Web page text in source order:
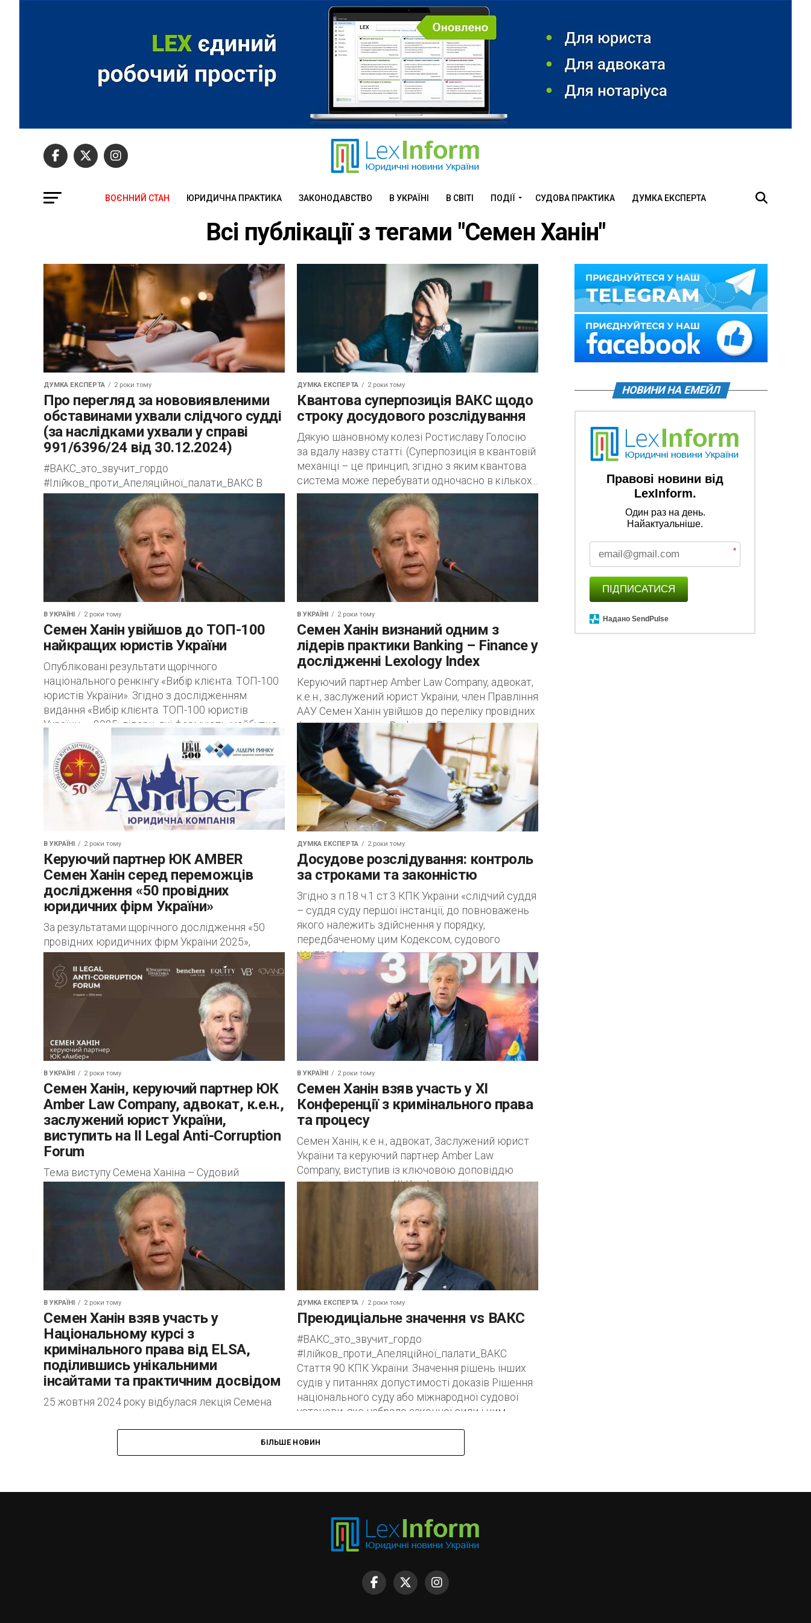
ВОЄННИЙ СТАН ЮРИДИЧНА ПРАКТИКА ЗАКОНОДАВСТВО В УКРАЇНІ В СВІТІ ПОДІЇ СУДОВА ПРАКТИКА ДУМКА ЕКСПЕРТА
Всі публікації з тегами "Семен Ханін"
ДУМКА ЕКСПЕРТА 2 роки тому
Про перегляд за нововиявленими
обставинами ухвали слідчого судді
(за наслідками ухвали у справі
991/6396/24 від 30.12.2024)
#ВАКС_это_звучит_гордо
#Ілійков_проти_Апеляційної_палати_ВАКС В
першу чергу постає зрозуміле питання, чи
взагалі можливо переглядати на досудовому
розслідуванні ухвали слідчих суддів за
нововиявленими обставинами? На моє
переконання, так. До...
ДУМКА ЕКСПЕРТА 2 роки тому
Квантова суперпозиція ВАКС щодо
строку досудового розслідування
Дякую шановному колезі Ростиславу Голосію
за вдалу назву статті. (Суперпозиція в квантовій
механіці – це принцип, згідно з яким квантова
система може перебувати одночасно в кількох...
В УКРАЇНІ 2 роки тому
Семен Ханін увійшов до ТОП-100
найкращих юристів України
Опубліковані результати щорічного
національного ренкінгу «Вибір клієнта. ТОП-100
юристів України». Згідно з дослідженням
видання «Вибір клієнта. ТОП-100 юристів
України — 2025: лідери, які формують майбутнє»,
керуючий...
В УКРАЇНІ 2 роки тому
Семен Ханін визнаний одним з
лідерів практики Banking – Finance у
дослідженні Lexology Index
Керуючий партнер Amber Law Company, адвокат,
к.е.н., заслужений юрист України, член Правління
ААУ Семен Ханін увійшов до переліку провідних
фахівців практики Banking – Finance у
дослідженні Lexology Index (раніше Who’s Who
Legal)....
В УКРАЇНІ 2 роки тому
Керуючий партнер ЮК AMBER
Семен Ханін серед переможців
дослідження «50 провідних
юридичних фірм України»
За результатами щорічного дослідження «50
провідних юридичних фірм України 2025»,
керуючий партнер ЮК AMBER, адвокат, к.е.н.,
заслужений юрист України Семен Ханін
отримав...
ДУМКА ЕКСПЕРТА 2 роки тому
Досудове розслідування: контроль
за строками та законністю
Згідно з п.18 ч.1 ст.3 КПК України «слідчий суддя
– суддя суду першої інстанції, до повноважень
якого належить здійснення у порядку,
передбаченому цим Кодексом, судового
контролю...
В УКРАЇНІ 2 роки тому
Семен Ханін, керуючий партнер ЮК
Amber Law Company, адвокат, к.е.н.,
заслужений юрист України,
виступить на ІІ Legal Anti-Corruption
Forum
Тема виступу Семена Ханіна – Судовий
контроль за досудовим розслідуванням:
процесуальні нюанси антикорупційних
кримінальних проваджень. Основні теми сесії
«Антикорупційне судочинство»: Сучасні правові
позиції Верховного Суду: вплив...
В УКРАЇНІ 2 роки тому
Семен Ханін взяв участь у XI
Конференції з кримінального права
та процесу
Семен Ханін, к.е.н., адвокат, Заслужений юрист
України та керуючий партнер Amber Law
Company, виступив із ключовою доповіддю
другої сесії під час XI Конференції з
кримінального права...
В УКРАЇНІ 2 роки тому
Семен Ханін взяв участь у
Національному курсі з
кримінального права від ELSA,
поділившись унікальними
інсайтами та практичним досвідом
25 жовтня 2024 року відбулася лекція Семена
компанії «АМБЕР», кандидата економічних наук
ДУМКА ЕКСПЕРТА 2 роки тому
Преюдиціальне значення vs ВАКС
#ВАКС_это_звучит_гордо
#Ілійков_проти_Апеляційної_палати_ВАКС
Стаття 90 КПК України. Значення рішень інших
судів у питаннях допустимості доказів Рішення
національного суду або міжнародної судової
установи, яке набрало законної сили і ним...
БІЛЬШЕ НОВИН
НОВИНИ НА ЕМЕЙЛ
Правові новини від
LexInform.
Один раз на день.
Найактуальніше.
*
ПІДПИСАТИСЯ
Надано SendPulse